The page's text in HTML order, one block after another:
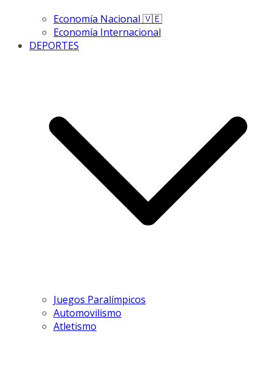
Economía Nacional 🇻🇪
Economía Internacional
DEPORTES
Juegos Paralímpicos
Automovilismo
Atletismo